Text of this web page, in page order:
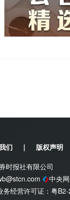
们 | 版权声明
时报社有限公司
中央
务经营许可证：粤